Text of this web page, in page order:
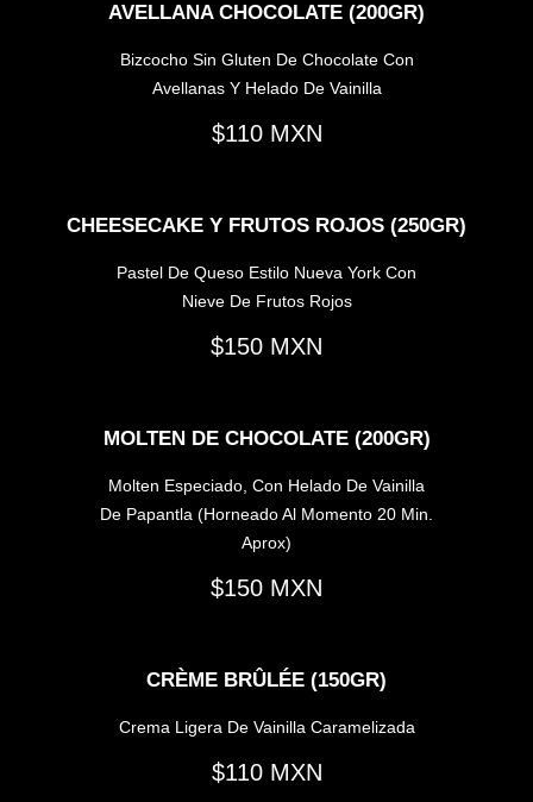
AVELLANA CHOCOLATE (200GR)
Bizcocho Sin Gluten De Chocolate Con
Avellanas Y Helado De Vainilla
110
CHEESECAKE Y FRUTOS ROJOS (250GR)
Pastel De Queso Estilo Nueva York Con
Nieve De Frutos Rojos
150
MOLTEN DE CHOCOLATE (200GR)
Molten Especiado, Con Helado De Vainilla
De Papantla (horneado Al Momento 20 Min.
Aprox)
150
CRÈME BRÛLÉE (150GR)
Crema Ligera De Vainilla Caramelizada
110